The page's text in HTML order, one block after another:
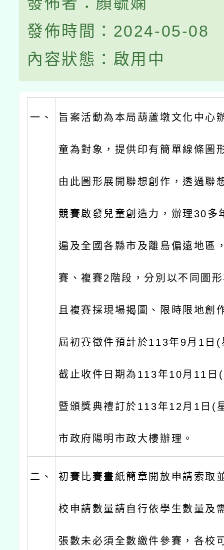
發佈時間：2024-05-08
內容狀態：啟用中
一、 旨案活動為本局葫蘆墩文化中心
童為對象，提供印有簡單線條圖
由此圖形展開聯想創作，透過聯
競賽啟發兒童創造力，辦理30多
遍及全國各縣市及離島偏遠地區
賽、複賽2階段，分別以不同圖
且複賽採現場揭圖、限時限地創
屆初賽徵件預計於113年9月1日
截止收件日期為113年10月11日
暨頒獎典禮訂於113年12月1日(
市政府陽明市政大樓辦理。
二、 初賽比賽畫紙簡章開放申請索取
校申請數量請自行依學生數量及
張數未必須全數繳件參賽，各校